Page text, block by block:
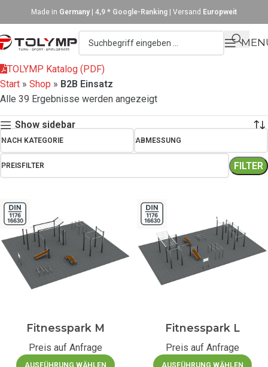
Made in Germany 4,9 * Google-Ranking | Versand Europweit
TOLYMP Katalog (PDF)
Start » Shop » B2B Einsatz
Alle 39 Ergebnisse werden angezeigt
Show sidebar
NACH KATEGORIE ABMESSUNG
PREISFILTER FILTER
Fitnesspark M
Preis auf Anfrage
AUSFÜHRUNG WÄHLEN
Fitnesspark L
Preis auf Anfrage
AUSFÜHRUNG WÄHLEN